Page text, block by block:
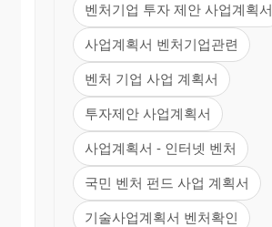
벤처기업 투자 제안 사업계획서
사업계획서 벤처기업관련
벤처 기업 사업 계획서
투자제안 사업계획서
사업계획서 - 인터넷 벤처
국민 벤처 펀드 사업 계획서
기술사업계획서 벤처확인